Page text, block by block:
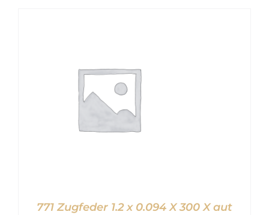
771 Zugfeder 1.2 x 0.094 X 300 X aut